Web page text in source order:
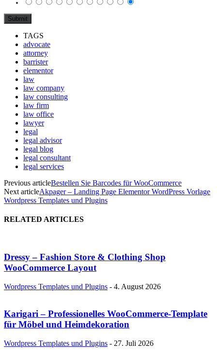
TAGS
advocate
attorney
barrister
elementor
law
law company
law consulting
law firm
law office
lawyer
legal
legal advisor
legal blog
legal consultant
legal services
Previous articleBestellen Sie Barcodes für WooCommerce
Next articleAkpager – Landing Page Elementor WordPress Vorlage
Wordpress Templates und Plugins
RELATED ARTICLES
Dressy – Fashion Store & Clothing Shop
WooCommerce Layout
Wordpress Templates und Plugins - 4. August 2026
Karigari – Professionelles WooCommerce-Template
für Möbel und Heimdekoration
Wordpress Templates und Plugins - 27. Juli 2026